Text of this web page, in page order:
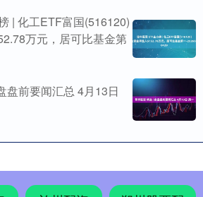
| 化工ETF富国(516120)
万元，居可比基金第
盘前要闻汇总 4月13日